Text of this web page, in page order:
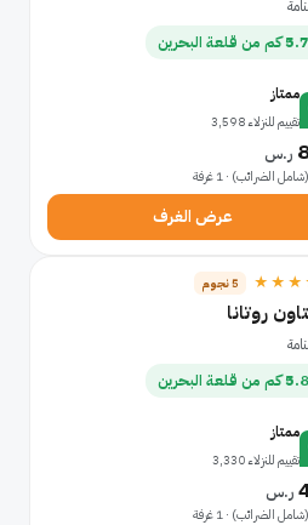
5.7 كم من قلعة البحرين
ممتاز
تقييم للنزلاء 3,598
ر.س
عرض الغرف
5 نجوم
روتانا
5.8 كم من قلعة البحرين
ممتاز
تقييم للنزلاء 3,330
ر.س